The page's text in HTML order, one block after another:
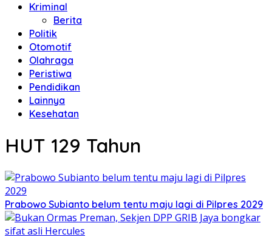
Kriminal
Berita
Politik
Otomotif
Olahraga
Peristiwa
Pendidikan
Lainnya
Kesehatan
HUT 129 Tahun
Prabowo Subianto belum tentu maju lagi di Pilpres 2029